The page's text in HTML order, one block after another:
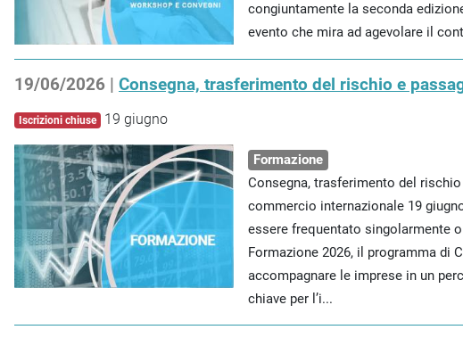
congiuntamente la seconda
evento che mira ad agevolare il
19/06/2026 | Consegna, trasferimento del rischio e
Iscrizioni chiuse 19 giugno
Formazione
Consegna, trasferimento del
commercio internazionale 19
essere frequentato singolarmente
Formazione 2026, il programma di
accompagnare le imprese in un
chiave per l’i...